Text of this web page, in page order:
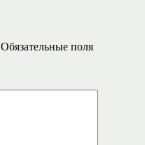
Обязательные поля